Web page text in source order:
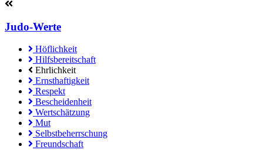
Judo-Werte
Höflichkeit
Hilfsbereitschaft
Ehrlichkeit
Ernsthaftigkeit
Respekt
Bescheidenheit
Wertschätzung
Mut
Selbstbeherrschung
Freundschaft